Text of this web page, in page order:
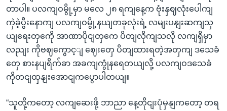
တာပါ။ ပလကျဝမွို့မှာ မလေ ၂၈ ရကျနေ့က ဗုံးနှဈလုံးပေါကျ
ကှဲခဲ့ပွီးနောကျ ပလကျဝမွို့နယျတခုလုံးရဲ့ လမျးပနျးဆကျသှ
ယျရေးတှကေို အာဏာပိုငျတှကေ ပိတျလိုကျသလို လကျရှိမှာ
လညျး ကိုဗဈကွောင့ျ ဈေးတှေ ပိတျထားရတဲ့အတှကျ ဒသေခံ
တှေ စားနပျရိက်ခာ အခကျကွုံနရေတယျလို့ ပလကျဝဒသေခံ
ကိုတငျထှနျးအောငျကပွောပါတယျ။
“သူတို့ကတော့ လကျဆေးဖို့ ဘာညာ နေ့တိုငျးပုံမှနျကတော့ တရ